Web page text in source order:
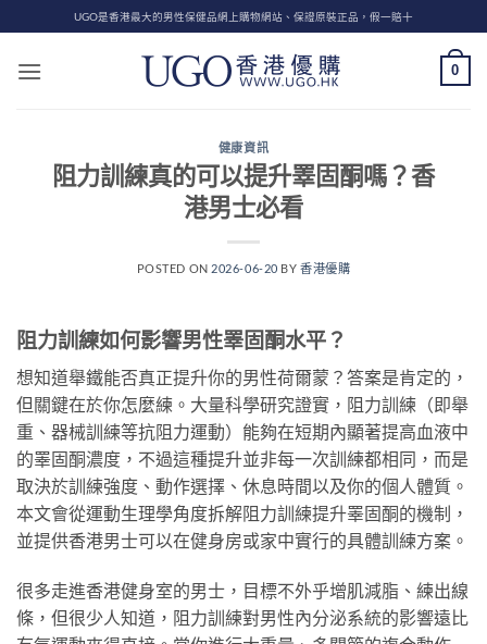
to
content
UGO是香港最大的男性保健品網上購物網站、保證原裝正品，假一賠十
0
健康資訊
阻力訓練真的可以提升睪固酮嗎？香
港男士必看
POSTED ON 2026-06-20 BY香港優購
阻力訓練如何影響男性睪固酮水平？
想知道舉鐵能否真正提升你的男性荷爾蒙？答案是肯定的，
但關鍵在於你怎麼練。大量科學研究證實，阻力訓練（即舉
重、器械訓練等抗阻力運動）能夠在短期內顯著提高血液中
的睪固酮濃度，不過這種提升並非每一次訓練都相同，而是
取決於訓練強度、動作選擇、休息時間以及你的個人體質。
本文會從運動生理學角度拆解阻力訓練提升睪固酮的機制，
並提供香港男士可以在健身房或家中實行的具體訓練方案。
很多走進香港健身室的男士，目標不外乎增肌減脂、練出線
條，但很少人知道，阻力訓練對男性內分泌系統的影響遠比